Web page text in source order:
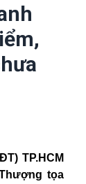
TP.HCM
tọa